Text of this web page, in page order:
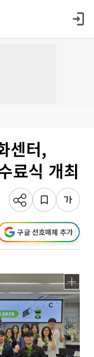
센터,
료식 개최
구글 선호매체 추가